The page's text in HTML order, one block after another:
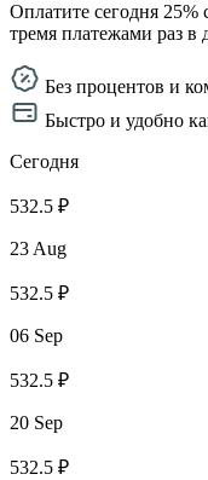
Оплатите сегодня
тремя платежами раз в
Без процентов и
Быстро и удобно
Сегодня
532.5 ₽
23 Aug
532.5 ₽
06 Sep
532.5 ₽
20 Sep
532.5 ₽